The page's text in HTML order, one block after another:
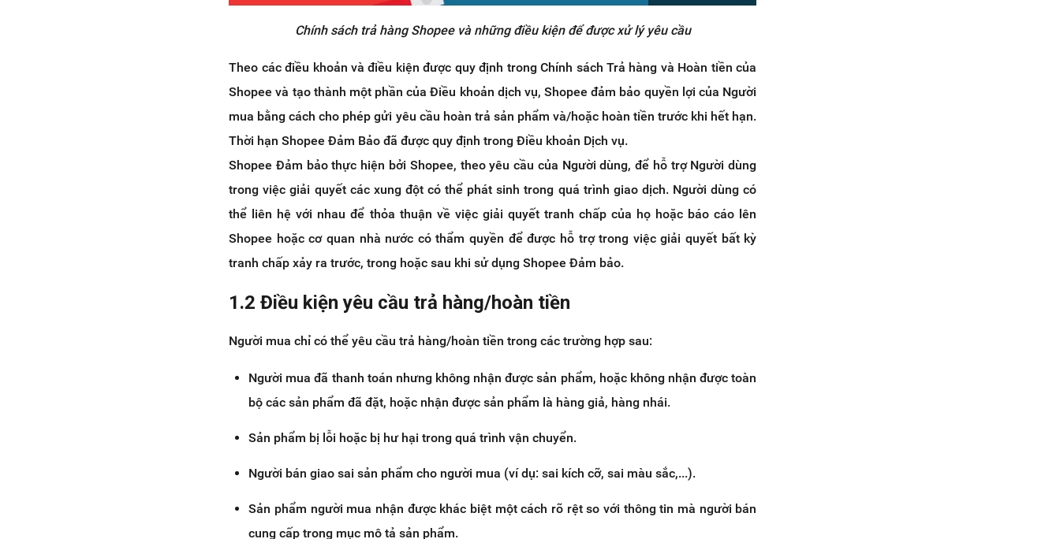
Chính sách trả hàng Shopee và những điều kiện để được xử lý yêu cầu
Theo các điều khoản và điều kiện được quy định trong Chính sách Trả hàng và Hoàn tiền của
Shopee và tạo thành một phần của Điều khoản dịch vụ, Shopee đảm bảo quyền lợi của Người
mua bằng cách cho phép gửi yêu cầu hoàn trả sản phẩm và/hoặc hoàn tiền trước khi hết hạn.
Thời hạn Shopee Đảm Bảo đã được quy định trong Điều khoản Dịch vụ.
Shopee Đảm bảo thực hiện bởi Shopee, theo yêu cầu của Người dùng, để hỗ trợ Người dùng
trong việc giải quyết các xung đột có thể phát sinh trong quá trình giao dịch. Người dùng có
thể liên hệ với nhau để thỏa thuận về việc giải quyết tranh chấp của họ hoặc báo cáo lên
Shopee hoặc cơ quan nhà nước có thẩm quyền để được hỗ trợ trong việc giải quyết bất kỳ
tranh chấp xảy ra trước, trong hoặc sau khi sử dụng Shopee Đảm bảo.
1.2 Điều kiện yêu cầu trả hàng/hoàn tiền
Người mua chỉ có thể yêu cầu trả hàng/hoàn tiền trong các trường hợp sau:
Người mua đã thanh toán nhưng không nhận được sản phẩm, hoặc không nhận được toàn
bộ các sản phẩm đã đặt, hoặc nhận được sản phẩm là hàng giả, hàng nhái.
Sản phẩm bị lỗi hoặc bị hư hại trong quá trình vận chuyển.
Người bán giao sai sản phẩm cho người mua (ví dụ: sai kích cỡ, sai màu sắc,...).
Sản phẩm người mua nhận được khác biệt một cách rõ rệt so với thông tin mà người bán
cung cấp trong mục mô tả sản phẩm.